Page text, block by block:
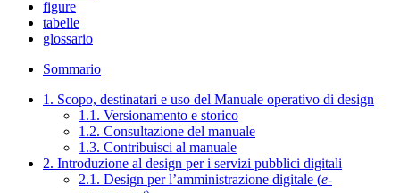
figure
tabelle
glossario
Sommario
1. Scopo, destinatari e uso del Manuale operativo di design
1.1. Versionamento e storico
1.2. Consultazione del manuale
1.3. Contribuisci al manuale
2. Introduzione al design per i servizi pubblici digitali
2.1. Design per l’amministrazione digitale (e-